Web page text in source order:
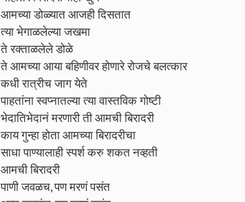
आमच्या डोळ्यात आजही दिसतात
त्या भेगाळलेल्या जखमा
ते रक्ताळलेले डोळे
ते आमच्या आया बहिणीवर होणारे रोजचे बलत्कार
कधी रात्रीच जाग येते
पाहतांना स्वप्नातल्या त्या वास्तविक गोष्टी
भेदातिभेदानं मरणारी ती आमची बिरादरी
काय गुन्हा होता आमच्या बिरादरीचा
साधा पाण्यालाही स्पर्श करु शकत नव्हती
आमची बिरादरी
पाणी जवळच, पण मरणं पसंत